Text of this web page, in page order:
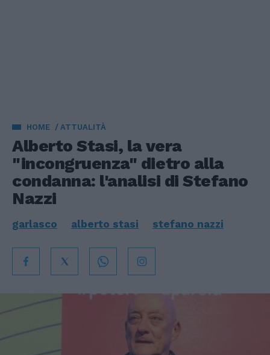
HOME ATTUALITÀ
Alberto Stasi, la vera
"incongruenza" dietro alla
condanna: l'analisi di Stefano
Nazzi
garlasco alberto stasi stefano nazzi